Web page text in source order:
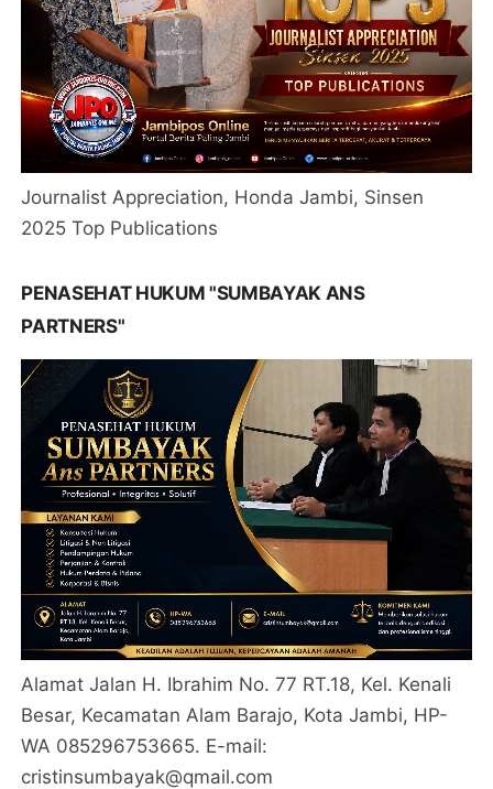
Journalist Appreciation, Honda Jambi, Sinsen
2025 Top Publications
PENASEHAT HUKUM "SUMBAYAK ANS
PARTNERS"
Alamat Jalan H. Ibrahim No. 77 RT.18, Kel. Kenali
Besar, Kecamatan Alam Barajo, Kota Jambi, HP-
WA 085296753665. E-mail:
cristinsumbayak@qmail.com